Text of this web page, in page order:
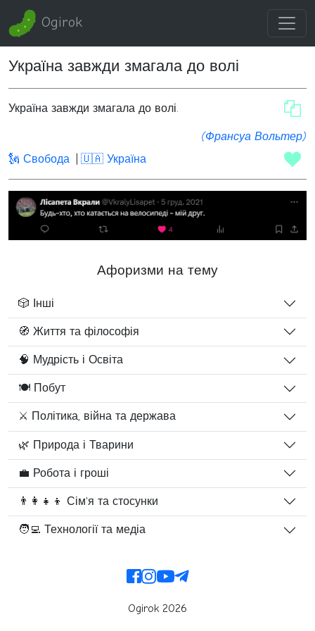
Ogirok
Україна завжди змагала до волі
Україна завжди змагала до волі.
(Франсуа Вольтер)
🗽 Свобода
🇺🇦 Україна
Афоризми на тему
🎲 Інші
🧭 Життя та філософія
🧠 Мудрість і Освіта
🍽️ Побут
⚔️ Політика, війна та держава
🌿 Природа і Тварини
💼 Робота і гроші
👨‍👩‍👧‍👦 Сім'я та стосунки
🧑‍💻 Технології та медіа
Ogirok 2026